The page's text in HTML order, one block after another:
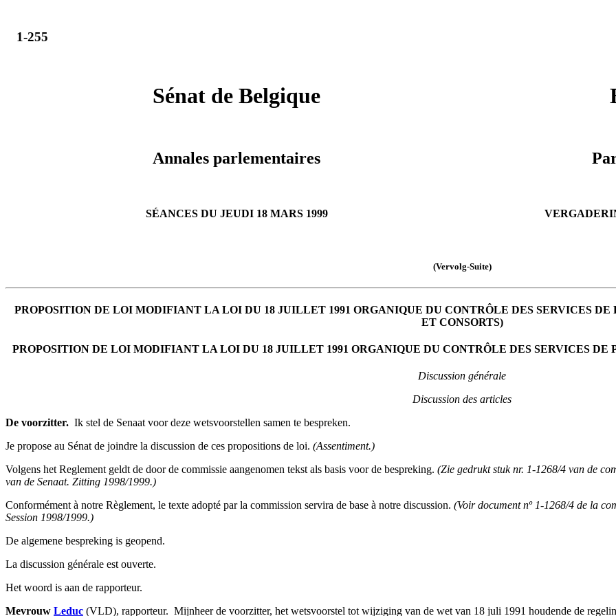
1-255
Sénat de Belgique
Annales parlementaires
SÉANCES DU JEUDI 18 MARS 1999
(Vervolg-Suite)
PROPOSITION DE LOI MODIFIANT LA LOI DU 18 JUILLET 1991 ORGANIQUE DU CONTRÔLE DES SERVICES
ET CONSORTS)
PROPOSITION DE LOI MODIFIANT LA LOI DU 18 JUILLET 1991 ORGANIQUE DU CONTRÔLE DES SERVICES
Discussion générale
Discussion des articles
De voorzitter. ­ Ik stel de Senaat voor deze wetsvoorstellen samen te bespreken.
Je propose au Sénat de joindre la discussion de ces propositions de loi. (Assentiment.)
Volgens het Reglement geldt de door de commissie aangenomen tekst als basis voor de bespreking. (Zie gedrukt stuk nr. 1-1268/4 van de
van de Senaat. Zitting 1998/1999.)
Conformément à notre Règlement, le texte adopté par la commission servira de base à notre discussion. (Voir document nº 1-1268/4 de la
Session 1998/1999.)
De algemene bespreking is geopend.
La discussion générale est ouverte.
Het woord is aan de rapporteur.
Mevrouw Leduc (VLD), rapporteur. ­ Mijnheer de voorzitter, het wetsvoorstel tot wijziging van de wet van 18 juli 1991 houdende de